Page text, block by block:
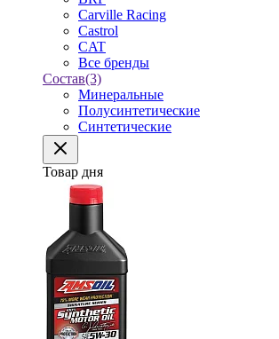
Carville Racing
Castrol
CAT
Все бренды
Состав(3)
Минеральные
Полусинтетические
Синтетические
Товар дня